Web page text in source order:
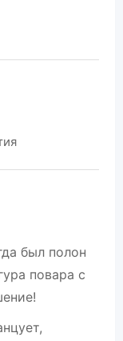
был полон
повара с